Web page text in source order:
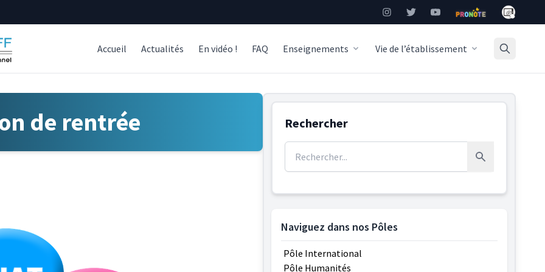
InstagramTwitterYouTubePronote Mon
Accueil Actualités En vidéo ! FAQ Enseignements Vie de l’établissement
de rentrée Rechercher
Rechercher
Naviguez dans nos Pôles
Pôle International
Pôle Humanités